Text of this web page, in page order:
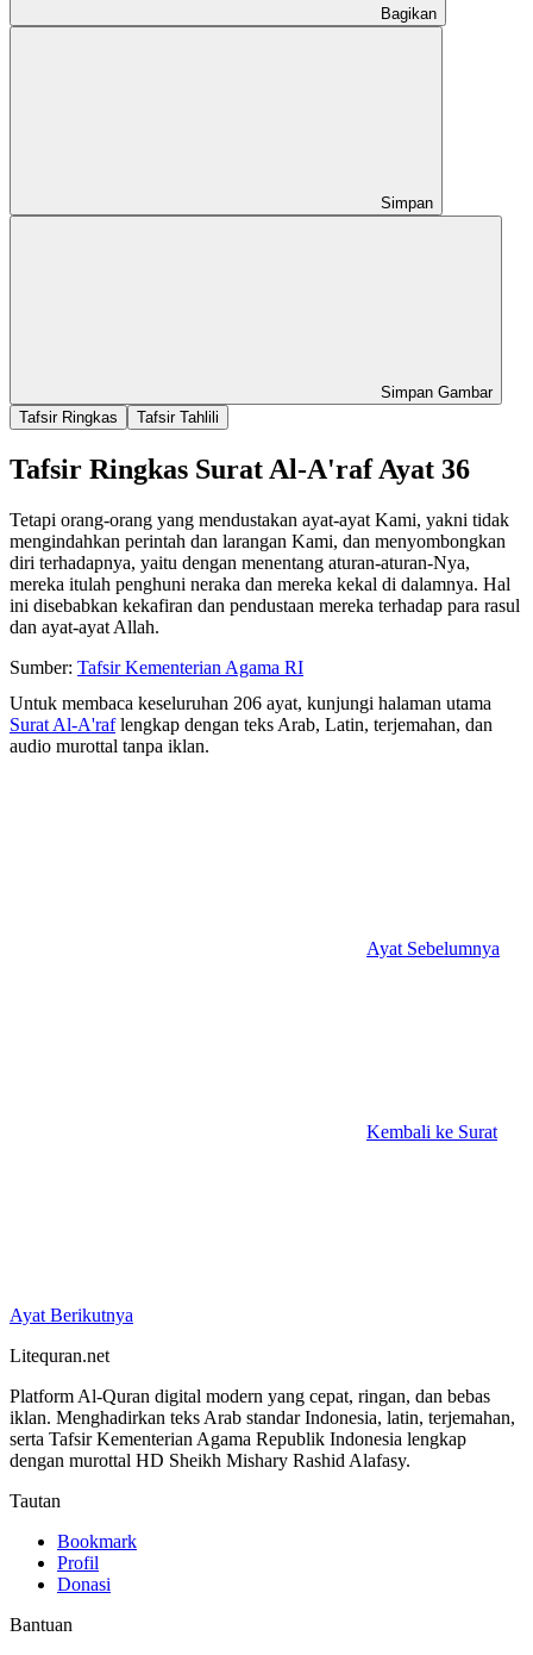
Bagikan
Simpan
Simpan Gambar
Tafsir Ringkas
Tafsir Tahlili
Tafsir Ringkas Surat Al-A'raf Ayat 36
Tetapi orang-orang yang mendustakan ayat-ayat Kami, yakni tidak
mengindahkan perintah dan larangan Kami, dan menyombongkan
diri terhadapnya, yaitu dengan menentang aturan-aturan-Nya,
mereka itulah penghuni neraka dan mereka kekal di dalamnya. Hal
ini disebabkan kekafiran dan pendustaan mereka terhadap para rasul
dan ayat-ayat Allah.
Sumber: Tafsir Kementerian Agama RI
Untuk membaca keseluruhan 206 ayat, kunjungi halaman utama
Surat Al-A'raflengkap dengan teks Arab, Latin, terjemahan, dan
audio murottal tanpa iklan.
Ayat Sebelumnya
Kembali ke Surat
Ayat Berikutnya
Litequran.net
Platform Al-Quran digital modern yang cepat, ringan, dan bebas
iklan. Menghadirkan teks Arab standar Indonesia, latin, terjemahan,
serta Tafsir Kementerian Agama Republik Indonesia lengkap
dengan murottal HD Sheikh Mishary Rashid Alafasy.
Tautan
Bookmark
Profil
Donasi
Bantuan